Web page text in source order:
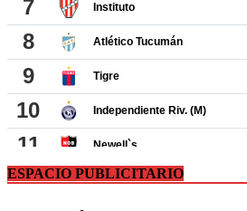
ESPACIO PUBLICITARIO